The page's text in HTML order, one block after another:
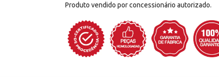
Produto vendido por concessionário autorizado.